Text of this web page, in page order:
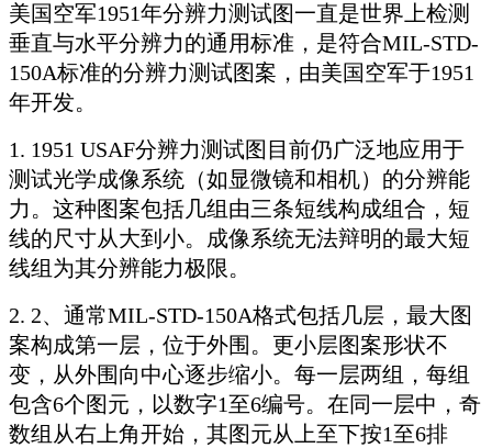
美国空军1951年分辨力测试图一直是世界上检测
垂直与水平分辨力的通用标准，是符合MIL-STD-
150A标准的分辨力测试图案，由美国空军于1951
年开发。
1. 1951 USAF分辨力测试图目前仍广泛地应用于
测试光学成像系统（如显微镜和相机）的分辨能
力。这种图案包括几组由三条短线构成组合，短
线的尺寸从大到小。成像系统无法辩明的最大短
线组为其分辨能力极限。
2. 2、通常MIL-STD-150A格式包括几层，最大图
案构成第一层，位于外围。更小层图案形状不
变，从外围向中心逐步缩小。每一层两组，每组
包含6个图元，以数字1至6编号。在同一层中，奇
数组从右上角开始，其图元从上至下按1至6排